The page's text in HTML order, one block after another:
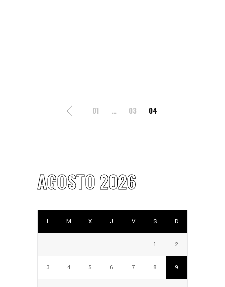
POSTS 01 … 03 04
AGOSTO 2026
L M X J V S D
1 2
3 4 5 6 7 8 9